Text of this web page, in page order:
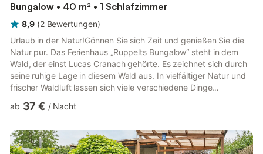
Bungalow • 40 m² • 1 Schlafzimmer
8,9 (2 Bewertungen)
Urlaub in der Natur!Gönnen Sie sich Zeit und genießen Sie die
Natur pur. Das Ferienhaus „Ruppelts Bungalow“ steht in dem
Wald, der einst Lucas Cranach gehörte. Es zeichnet sich durch
seine ruhige Lage in diesem Wald aus. In vielfältiger Natur und
frischer Waldluft lassen sich viele verschiedene Dinge
Lutherstadt Wittenberg, Wörlitzer Park, Oranienbaum, Dessau,
Potsdam.Es ist vor Anreise eine Kaution in Höhe von 50 € pro
Woche/pro Aufenthalt zu zahlen! Bei einem Aufenthalt von...
ab 37 € / Nacht